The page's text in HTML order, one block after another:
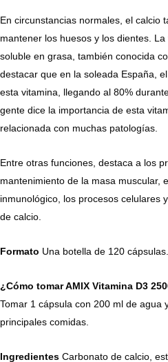
En circunstancias normales, el calcio
mantener los huesos y los dientes.
soluble en grasa, también conocida
destacar que en la soleada España,
esta vitamina, llegando al 80%
gente dice la importancia de esta
relacionada con muchas patologías.
Entre otras funciones, destaca a los
mantenimiento de la masa muscular,
inmunológico, los procesos celulares
de calcio.
Formato Una botella de 120 cápsulas.
¿Cómo tomar AMIX Vitamina D3
Tomar 1 cápsula con 200 ml de agua
principales comidas.
Ingredientes Carbonato de calcio,